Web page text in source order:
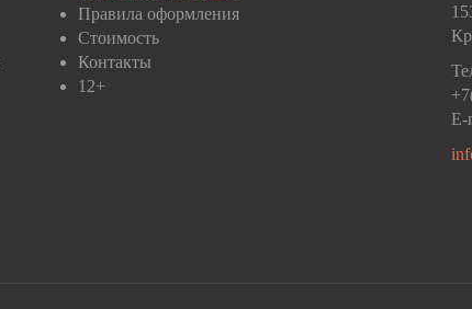
Правила оформления
Стоимость
Контакты
12+
E-